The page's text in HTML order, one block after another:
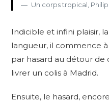
Un corps tropical,
Indicible et infini plaisir,
langueur, il commence
par hasard au détour
livrer un colis à Madrid.
Ensuite, le hasard,